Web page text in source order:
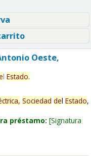
Oeste,
l Estado.
Sociedad del Estado,
préstamo: Signatura